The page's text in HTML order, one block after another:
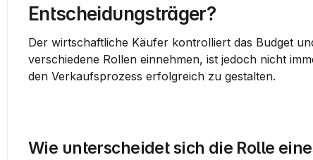
Entscheidungsträger?
Der wirtschaftliche Käufer kontrolliert das Budget
verschiedene Rollen einnehmen, ist jedoch nicht
den Verkaufsprozess erfolgreich zu gestalten.
Wie unterscheidet sich die Rolle